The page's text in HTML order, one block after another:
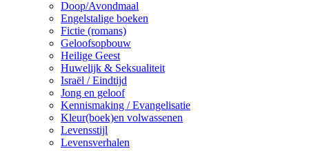
Doop/Avondmaal
Engelstalige boeken
Fictie (romans)
Geloofsopbouw
Heilige Geest
Huwelijk & Seksualiteit
Israël / Eindtijd
Jong en geloof
Kennismaking / Evangelisatie
Kleur(boek)en volwassenen
Levensstijl
Levensverhalen